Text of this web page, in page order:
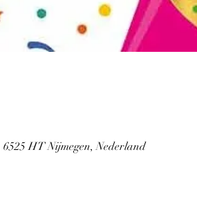
HT Nijmegen, Nederland